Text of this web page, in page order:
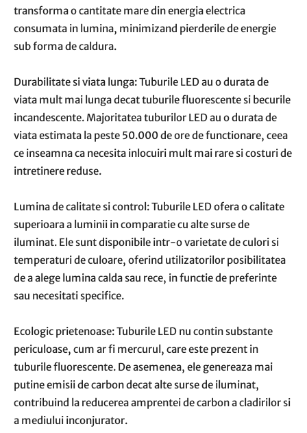
transforma o cantitate mare din energia electrica
consumata in lumina, minimizand pierderile de energie
sub forma de caldura.
Durabilitate si viata lunga: Tuburile LED au o durata de
viata mult mai lunga decat tuburile fluorescente si becurile
incandescente. Majoritatea tuburilor LED au o durata de
viata estimata la peste 50.000 de ore de functionare, ceea
ce inseamna ca necesita inlocuiri mult mai rare si costuri de
intretinere reduse.
Lumina de calitate si control: Tuburile LED ofera o calitate
superioara a luminii in comparatie cu alte surse de
iluminat. Ele sunt disponibile intr-o varietate de culori si
temperaturi de culoare, oferind utilizatorilor posibilitatea
de a alege lumina calda sau rece, in functie de preferinte
sau necesitati specifice.
Ecologic prietenoase: Tuburile LED nu contin substante
periculoase, cum ar fi mercurul, care este prezent in
tuburile fluorescente. De asemenea, ele genereaza mai
putine emisii de carbon decat alte surse de iluminat,
contribuind la reducerea amprentei de carbon a cladirilor si
a mediului inconjurator.